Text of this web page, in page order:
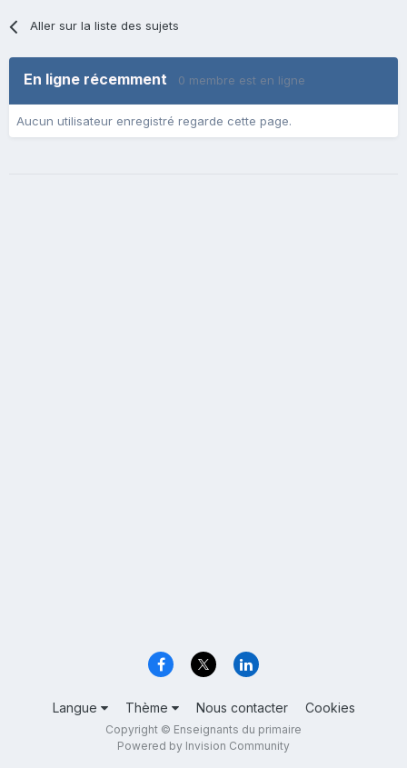
Aller sur la liste des sujets
En ligne récemment 0 membre est en ligne
Aucun utilisateur enregistré regarde cette page.
Langue Thème Nous contacter Cookies
Copyright © Enseignants du primaire
Powered by Invision Community